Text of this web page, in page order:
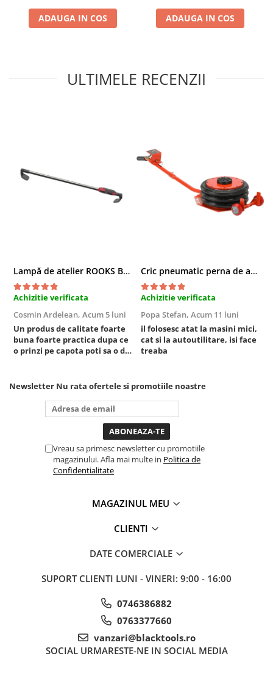
Universale
Volkswagen
Scule Pneumatice
Furtune Aer Comprimat
Masini de gaurit si taiat
Slefuitoare Pneumatice
Scule speciale
Injectoare
Motor
Rulmenti,Bucsi si Extractoare
Sistem franare
Sistem Vibro-Power
Sisteme de ridicare si sustinere
Cricuri Hidraulice
Surubelnite Si Biti
Truse de surubelnite
Masini de echilibrat roti
ADAUGA IN COS ADAUGA IN COS
ULTIMELE RECENZII
Lampă de atelier ROOKS B2 HYBRID pentru capotă, 2000 lumeni, 5000 mAh
Achizitie verificata
Cosmin Ardelean, Acum 5 luni
Un produs de calitate foarte
buna foarte practica dupa ce
o prinzi pe capota poti sa o dai
puternica si de la baterie care
tine destul de mult dar daca o
bagi la priza nu mai ai treaba
toata ziua ,ce...
Cric pneumatic perna de aer cu inaltator 6T
Achizitie verificata
Popa Stefan, Acum 11 luni
il folosesc atat la masini mici,
cat si la autoutilitare, isi face
treaba
Newsletter Nu rata ofertele si promotiile noastre
Vreau sa primesc newsletter cu promotiile
magazinului. Afla mai multe in Politica de
Confidentialitate
MAGAZINUL MEU
CLIENTI
DATE COMERCIALE
SUPORT CLIENTI LUNI - VINERI: 9:00 - 16:00
0746386882
0763377660
vanzari@blacktools.ro
SOCIAL URMARESTE-NE IN SOCIAL MEDIA